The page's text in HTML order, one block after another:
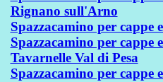
Rignano sull'Arno
Spazzacamino per cappe
Spazzacamino per cappe
Tavarnelle Val di Pesa
Spazzacamino per cappe